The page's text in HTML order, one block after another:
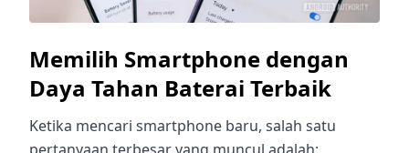
Memilih Smartphone dengan
Daya Tahan Baterai Terbaik
Ketika mencari smartphone baru, salah satu